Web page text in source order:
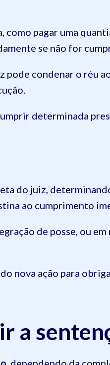
pagar uma
se não for
pode condenar o réu
determinada
do juiz,
ao cumprimento
de posse, ou
nova ação para
a